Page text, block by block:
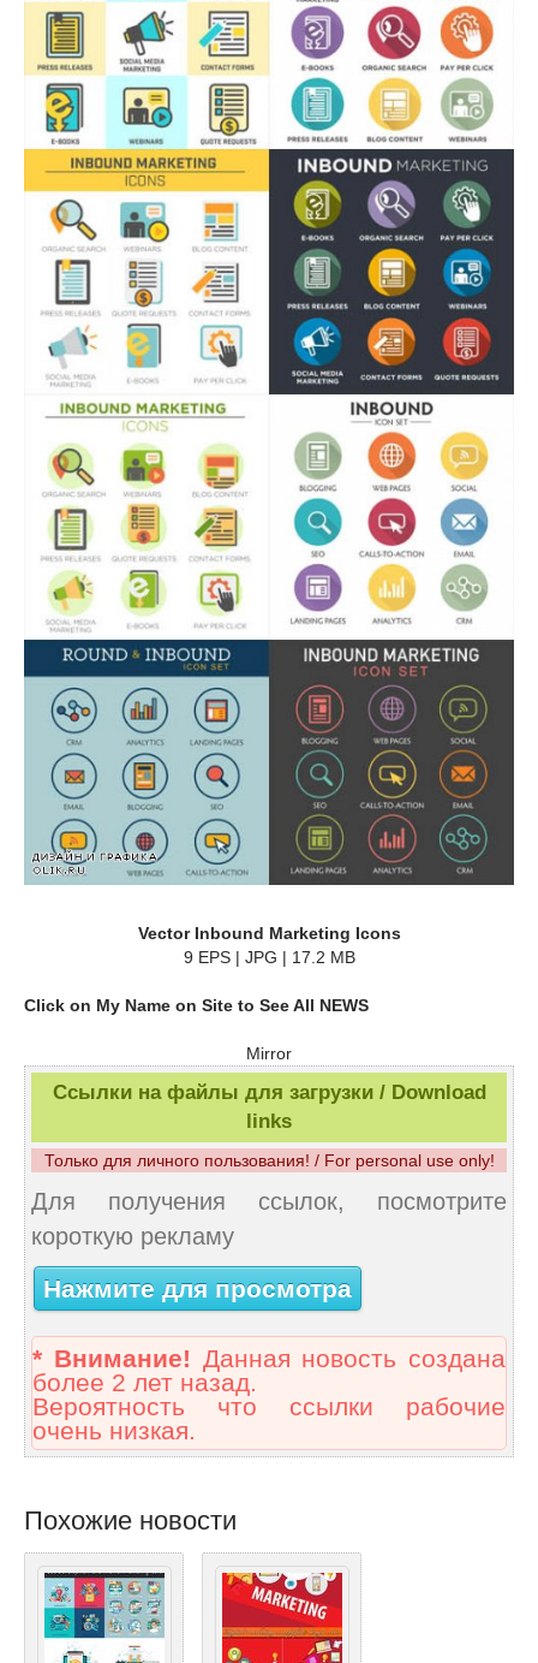
Vector Inbound Marketing Icons
9 EPS | JPG | 17.2 MB
Click on My Name on Site to See All NEWS
Mirror
Ссылки на файлы для загрузки / Download
links
Только для личного пользования! / For personal use only!
Для получения ссылок, посмотрите
короткую рекламу
Нажмите для просмотра
* Внимание! Данная новость создана
более 2 лет назад.
Вероятность что ссылки рабочие
очень низкая.
Похожие новости